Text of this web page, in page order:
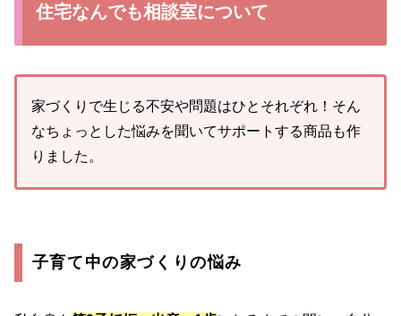
住宅なんでも相談室について
家づくりで生じる不安や問題はひとそれぞれ！そん
なちょっとした悩みを聞いてサポートする商品も作
りました。
子育て中の家づくりの悩み